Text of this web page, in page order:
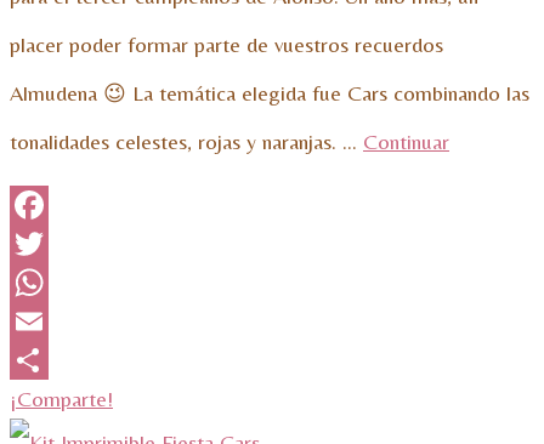
placer poder formar parte de vuestros recuerdos
Almudena 😉 La temática elegida fue Cars combinando las
tonalidades celestes, rojas y naranjas. … Continuar
Facebook
Twitter
WhatsApp
Email
¡Comparte!